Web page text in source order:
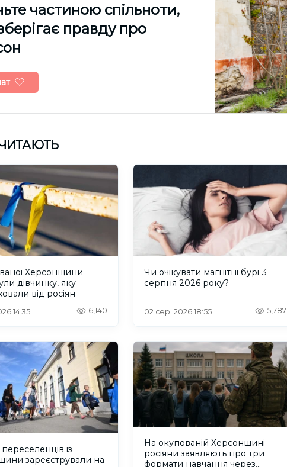
частиною спільноти,
правду про
Херсонщини
дівчинку, яку
від росіян
14:35 6,140
Чи очікувати магнітні бурі 3
серпня 2026 року?
02 сер. 2026 18:55 5,787
із
зареєстрували на
На окупованій Херсонщині
росіяни заявляють про три
формати навчання через